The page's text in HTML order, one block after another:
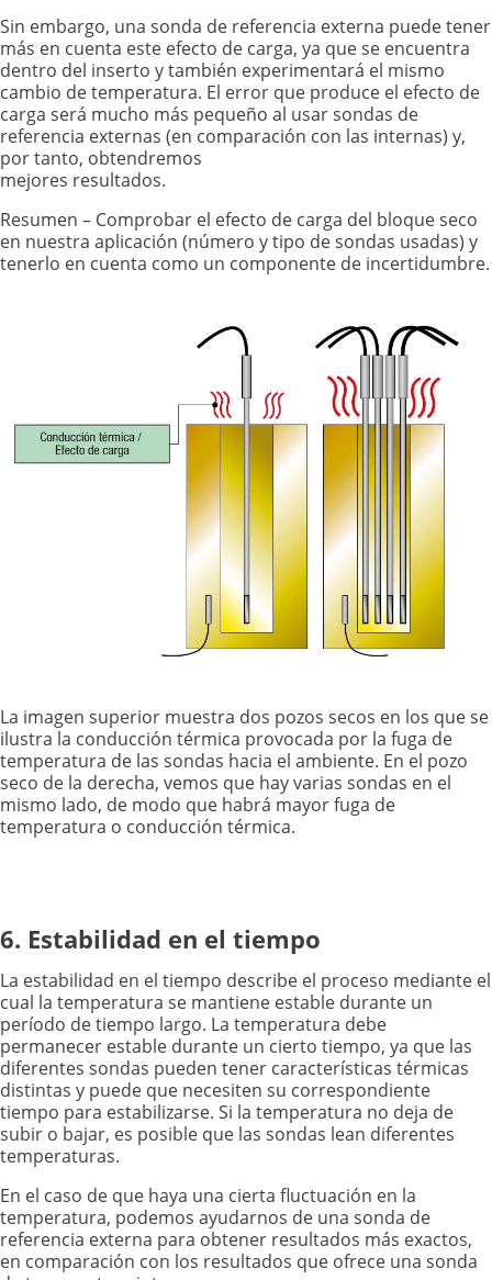
Sin embargo, una sonda de referencia externa puede tener
más en cuenta este efecto de carga, ya que se encuentra
dentro del inserto y también experimentará el mismo
cambio de temperatura. El error que produce el efecto de
carga será mucho más pequeño al usar sondas de
referencia externas (en comparación con las internas) y,
por tanto, obtendremos
mejores resultados.
Resumen – Comprobar el efecto de carga del bloque seco
en nuestra aplicación (número y tipo de sondas usadas) y
tenerlo en cuenta como un componente de incertidumbre.
La imagen superior muestra dos pozos secos en los que se
ilustra la conducción térmica provocada por la fuga de
temperatura de las sondas hacia el ambiente. En el pozo
seco de la derecha, vemos que hay varias sondas en el
mismo lado, de modo que habrá mayor fuga de
temperatura o conducción térmica.
6. Estabilidad en el tiempo
La estabilidad en el tiempo describe el proceso mediante el
cual la temperatura se mantiene estable durante un
período de tiempo largo. La temperatura debe
permanecer estable durante un cierto tiempo, ya que las
diferentes sondas pueden tener características térmicas
distintas y puede que necesiten su correspondiente
tiempo para estabilizarse. Si la temperatura no deja de
subir o bajar, es posible que las sondas lean diferentes
temperaturas.
En el caso de que haya una cierta fluctuación en la
temperatura, podemos ayudarnos de una sonda de
referencia externa para obtener resultados más exactos,
en comparación con los resultados que ofrece una sonda